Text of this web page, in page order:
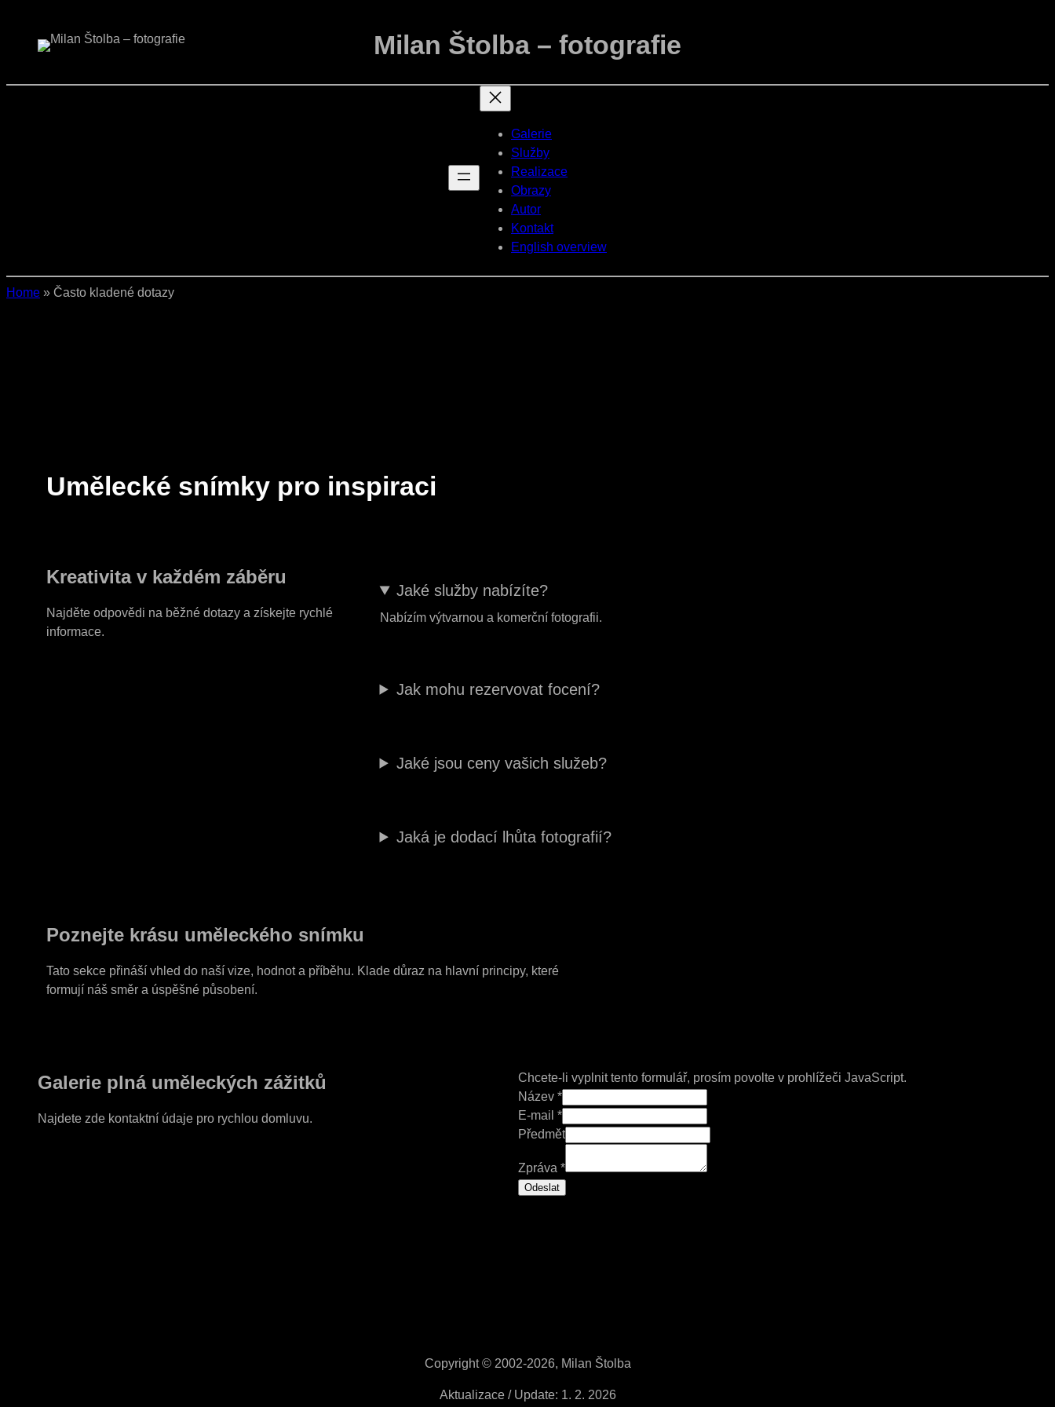
obsah
Milan Štolba – fotografie
Galerie
Služby
Realizace
Obrazy
Autor
Kontakt
English overview
Home » Často kladené dotazy
Umělecké snímky pro inspiraci
Kreativita v každém záběru
Najděte odpovědi na běžné dotazy a získejte rychlé
informace.
Jaké služby nabízíte?
Nabízím výtvarnou a komerční fotografii.
Jak mohu rezervovat focení?
Jaké jsou ceny vašich služeb?
Jaká je dodací lhůta fotografií?
Poznejte krásu uměleckého snímku
Tato sekce přináší vhled do naší vize, hodnot a příběhu. Klade důraz na hlavní principy, které
formují náš směr a úspěšné působení.
Galerie plná uměleckých zážitků
Najdete zde kontaktní údaje pro rychlou domluvu.
Chcete-li vyplnit tento formulář, prosím povolte v prohlížeči JavaScript.
Název *
E-mail *
Z
r
á
-
a
Předmět
Zpráva *
Odeslat
Copyright © 2002-2026, Milan Štolba
Aktualizace / Update: 1. 2. 2026